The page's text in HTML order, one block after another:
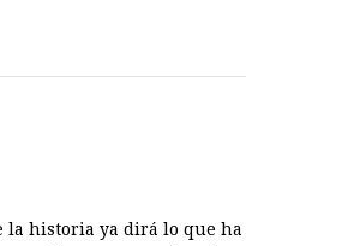
la historia ya dirá lo que ha